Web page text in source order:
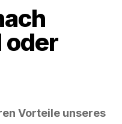
oder
Vorteile unseres